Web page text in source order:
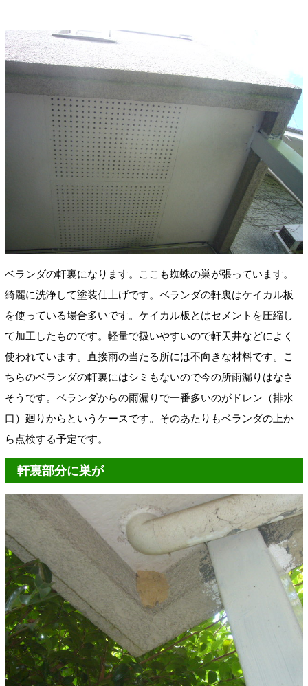
ベランダの軒裏になります。ここも蜘蛛の巣が張っています。
綺麗に洗浄して塗装仕上げです。ベランダの軒裏はケイカル板
を使っている場合多いです。ケイカル板とはセメントを圧縮し
て加工したものです。軽量で扱いやすいので軒天井などによく
使われています。直接雨の当たる所には不向きな材料です。こ
ちらのベランダの軒裏にはシミもないので今の所雨漏りはなさ
そうです。ベランダからの雨漏りで一番多いのがドレン（排水
口）廻りからというケースです。そのあたりもベランダの上か
ら点検する予定です。
軒裏部分に巣が